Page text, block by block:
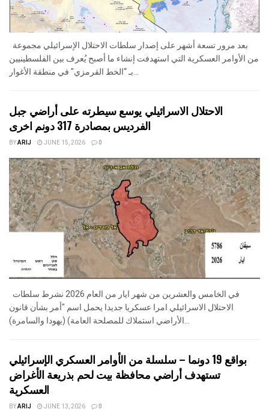
من الأوامر العسكرية التي استهدفت إنشاء ما أصبح يُعرف بين الفلسطينيين
الاحتلال الاسرائيلي يوسع سيطرته على أراضي جبل
الفرديس بمصادرة 317 دونم اخرى
BYARIJ JUNE 15, 2026 0
الاحتلال الاسرائيلي امرا عسكريا جديدا يحمل اسم "أمر بشأن قانون
بواقع 19 دونما – سلسلة من الأوامر العسكري الإسرائيلي
تستهدف أراضي محافظة بيت لحم بذريعة الأغراض
العسكرية
BYARIJ JUNE 13, 2026 0